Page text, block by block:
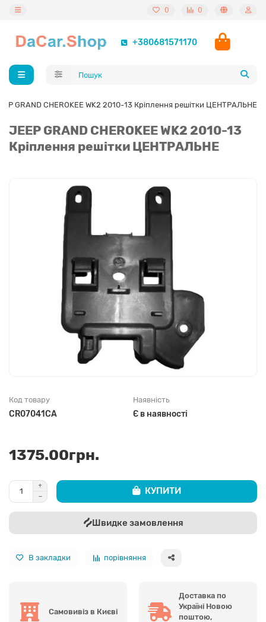
0 0
+380681571170
GRAND CHEROKEE WK2 2010-13 Кріплення решітки ЦЕНТРАЛЬНЕ
JEEP GRAND CHEROKEE WK2 2010-13
Кріплення решітки ЦЕНТРАЛЬНЕ
Код товару
CR07041CA
Наявність
Є в наявності
1375.00грн.
КУПИТИ
Швидке замовлення
В закладки порівняння
Самовивіз в Києві
Доставка по
Україні Новою
поштою,